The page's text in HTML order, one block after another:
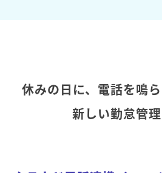
休みの日に、電話を鳴
新しい勤怠管